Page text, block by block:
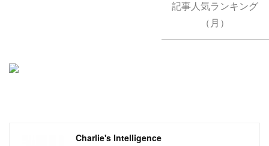
記事人気ランキング
（月）
Charlie's Intelligence